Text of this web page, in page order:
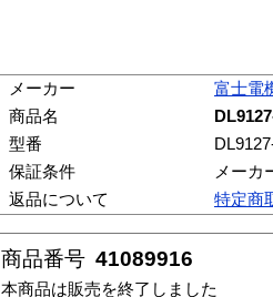
メーカー
富士電
商品名
型番
保証条件
メーカ
返品について
特定商
商品番号 41089916
本商品は販売を終了しました